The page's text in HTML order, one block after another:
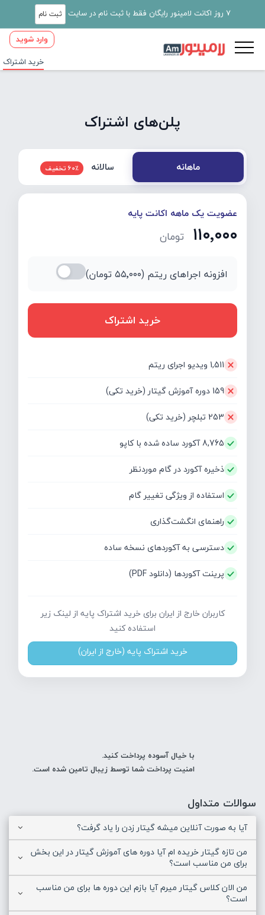
7 روز اکانت لامینور رایگان فقط با ثبت نام در سایت ثبت نام
وارد شوید
خرید اشتراک
پلن‌های اشتراک
ماهانه سالانه 60٪ تخفیف
عضویت یک ماهه اکانت پایه
۱۱۰٬۰۰۰ تومان
افزونه اجراهای ریتم (۵۵٬۰۰۰تومان)
خرید اشتراک
1,511 ویدیو اجرای ریتم
159 دوره آموزش گیتار (خرید تکی)
253 تبلچر (خرید تکی)
8,765 آکورد ساده شده با کاپو
ذخیره آکورد در گام موردنظر
استفاده از ویژگی تغییر گام
راهنمای انگشت‌گذاری
دسترسی به آکوردهای نسخه ساده
پرینت آکوردها (دانلود PDF)
کاربران خارج از ایران برای خرید اشتراک پایه از لینک زیر
استفاده کنید
خرید اشتراک پایه (خارج از ایران)
با خیال آسوده پرداخت کنید.
امنیت پرداخت شما توسط زیبال تامین شده است.
سوالات متداول
آیا به صورت آنلاین میشه گیتار زدن را یاد گرفت؟
من تازه گیتار خریده ام آیا دوره های آموزش گیتار در این بخش
برای من مناسب است؟
من الان کلاس گیتار میرم آیا بازم این دوره ها برای من مناسب
است؟